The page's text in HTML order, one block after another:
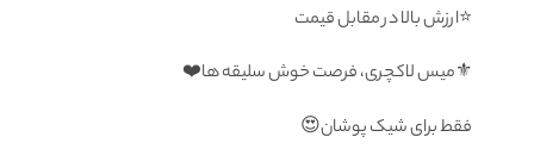
⭐️ارزش بالا در مقابل قیمت
⚜️میس لاکچری، فرصت خوش سلیقه ها❤️
فقط برای شیک پوشان😍